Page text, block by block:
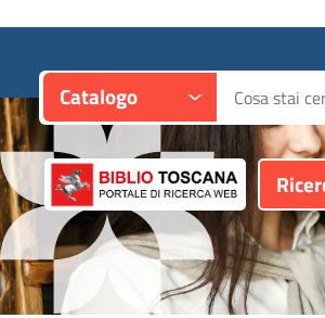
Catalogo Cerca su